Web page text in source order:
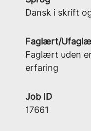
Dansk i skrift
Faglært/
Faglært uden
erfaring
Job ID
17661